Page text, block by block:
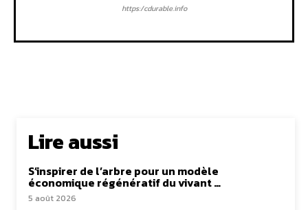
https:/cdurable.info
Lire aussi
S’inspirer de l’arbre pour un modèle
économique régénératif du vivant …
5 août 2026